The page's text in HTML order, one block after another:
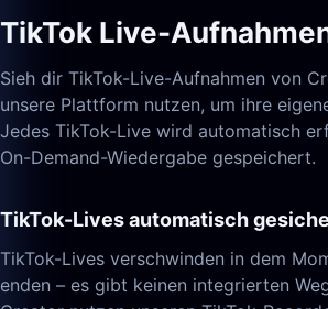
TikTok Live-
Sieh dir TikTok-Live-Aufnahmen von
unsere Plattform nutzen, um ihre
Jedes TikTok-Live wird automatisch
On-Demand-Wiedergabe gespeichert.
TikTok-Lives automatisch
TikTok-Lives verschwinden in dem
enden – es gibt keinen integrierten